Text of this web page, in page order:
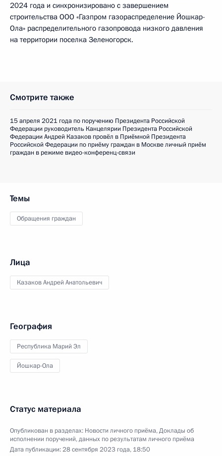
2024 года и синхронизировано с завершением
строительства ООО «Газпром газораспределение Йошкар-
Ола» распределительного газопровода низкого давления
на территории поселка Зеленогорск.
Смотрите также
15 апреля 2021 года по поручению Президента Российской
Федерации руководитель Канцелярии Президента Российской
Федерации Андрей Казаков провёл в Приёмной Президента
Российской Федерации по приёму граждан в Москве личный приём
граждан в режиме видео-конференц-связи
Темы
Обращения граждан
Лица
Казаков Андрей Анатольевич
География
Республика Марий Эл
Йошкар-Ола
Статус материала
Опубликован в разделах: Новости личного приёма,Доклады об
исполнении поручений, данных по результатам личного приёма
Дата публикации:28 сентября 2023 года, 18:50